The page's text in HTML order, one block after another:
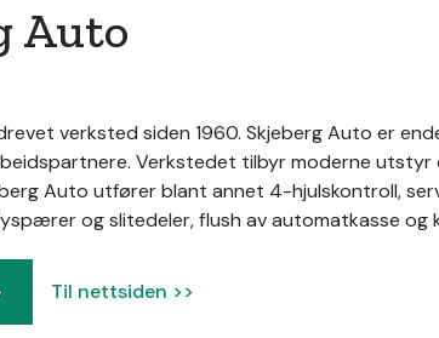
Auto
verksted siden 1960. Skjeberg Auto er
Verkstedet tilbyr moderne utstyr
Auto utfører blant annet 4-hjulskontroll,
og slitedeler, flush av automatkasse og
Til nettsiden >>